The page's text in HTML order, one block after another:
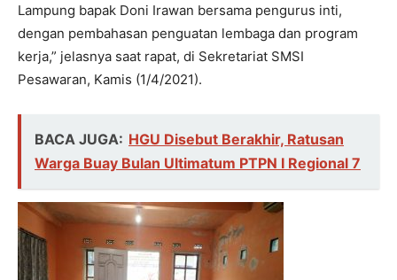
Lampung bapak Doni Irawan bersama pengurus inti,
dengan pembahasan penguatan lembaga dan program
kerja,” jelasnya saat rapat, di Sekretariat SMSI
Pesawaran, Kamis (1/4/2021).
BACA JUGA: HGU Disebut Berakhir, Ratusan
Warga Buay Bulan Ultimatum PTPN I Regional 7